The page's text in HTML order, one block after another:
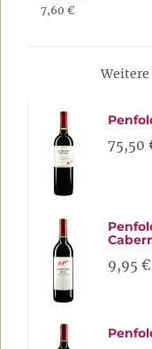
7,60 €
Weitere
75,50
9,95 €